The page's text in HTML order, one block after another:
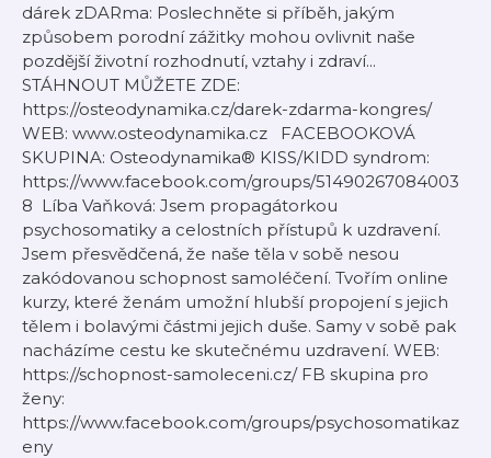
dárek zDARma: Poslechněte si příběh, jakým
způsobem porodní zážitky mohou ovlivnit naše
pozdější životní rozhodnutí, vztahy i zdraví...
STÁHNOUT MŮŽETE ZDE:
https://osteodynamika.cz/darek-zdarma-kongres/
WEB: www.osteodynamika.cz FACEBOOKOVÁ
SKUPINA: Osteodynamika® KISS/KIDD syndrom:
https://www.facebook.com/groups/51490267084003
8 Líba Vaňková: Jsem propagátorkou
psychosomatiky a celostních přístupů k uzdravení.
Jsem přesvědčená, že naše těla v sobě nesou
zakódovanou schopnost samoléčení. Tvořím online
kurzy, které ženám umožní hlubší propojení s jejich
tělem i bolavými částmi jejich duše. Samy v sobě pak
nacházíme cestu ke skutečnému uzdravení. WEB:
https://schopnost-samoleceni.cz/ FB skupina pro
ženy:
https://www.facebook.com/groups/psychosomatikaz
eny